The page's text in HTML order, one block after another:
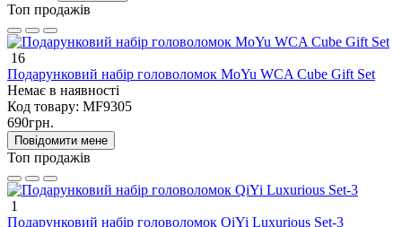
Топ продажів
16
Подарунковий набір головоломок MoYu WCA Cube Gift Set
Немає в наявності
Код товару: MF9305
690грн.
Повідомити мене
Топ продажів
1
Подарунковий набір головоломок QiYi Luxurious Set-3